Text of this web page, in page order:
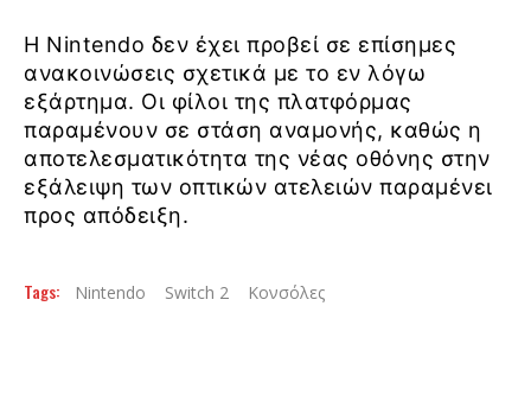
Η Nintendo δεν έχει προβεί σε επίσημες
ανακοινώσεις σχετικά με το εν λόγω
εξάρτημα. Οι φίλοι της πλατφόρμας
παραμένουν σε στάση αναμονής, καθώς η
αποτελεσματικότητα της νέας οθόνης στην
εξάλειψη των οπτικών ατελειών παραμένει
προς απόδειξη.
Tags: Nintendo Switch 2 Κονσόλες